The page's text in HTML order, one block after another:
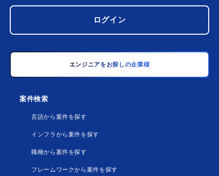
ログイン
エンジニアをお探しの企業様
案件検索
言語から案件を探す
インフラから案件を探す
職種から案件を探す
フレームワークから案件を探す